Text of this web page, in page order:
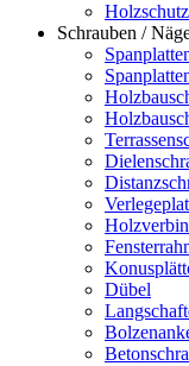
Holzschutz
Schrauben /
Dübel